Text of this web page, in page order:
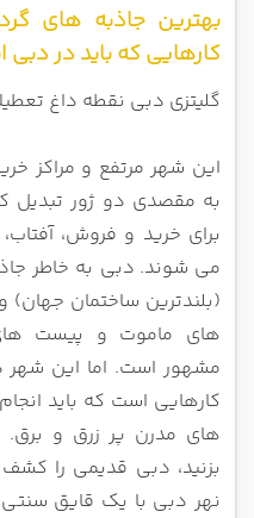
که باید در دبی انجام
1. منظره شهر معروف دبی را در برج خلیفه ببینید
3.تور مسجد جمیرا
5. جاده شیخ زاید دبی
6.دنیای زیر آب در آکواریوم دبی
7.برج العرب دبی
8. ساحل جمیرا دبی
9.تئاتر در اپرای دبی
10.منطقه هنری آلسرکال دبی
11. باغ معجزه رنگارنگ دبی
12. باغ پروانه های دبی
بهترین کارها برای
محل اقامت در دبی
بهترین جاذبه های
کارهایی که باید در دبی
گلیتزی دبی نقطه داغ
این شهر مرتفع و مراکز
به مقصدی دو ژور تبدیل
برای خرید و فروش،
می شوند. دبی به خاطر
(بلندترین ساختمان جهان)
های ماموت و پیست‌
مشهور است. اما این شهر
کارهایی است که باید
های مدرن پر زرق و برق.
بزنید، دبی قدیمی را
نهر دبی با یک قایق